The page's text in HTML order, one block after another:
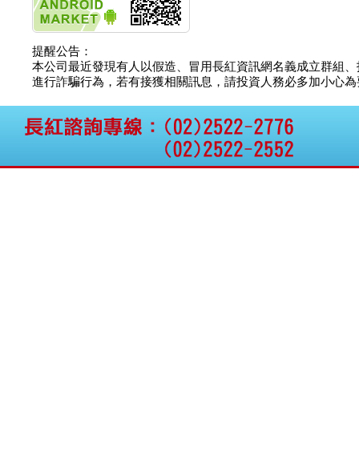
公告董事會決議發行員
工認股權
碩通散熱股份有限公司
公告董事會追認113年
向關係
碩通散熱股份有限公司
公告向關係人取得使用
仁新醫藥:代重要子公司
提醒公告：
本公司最近發現有人以假造、冒用長紅資訊網名義成立群組
進行詐騙行為，若有接獲相關訊息，請投資人務必多加小心